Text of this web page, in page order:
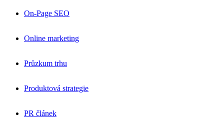
On-Page SEO
Online marketing
Průzkum trhu
Produktová strategie
PR článek